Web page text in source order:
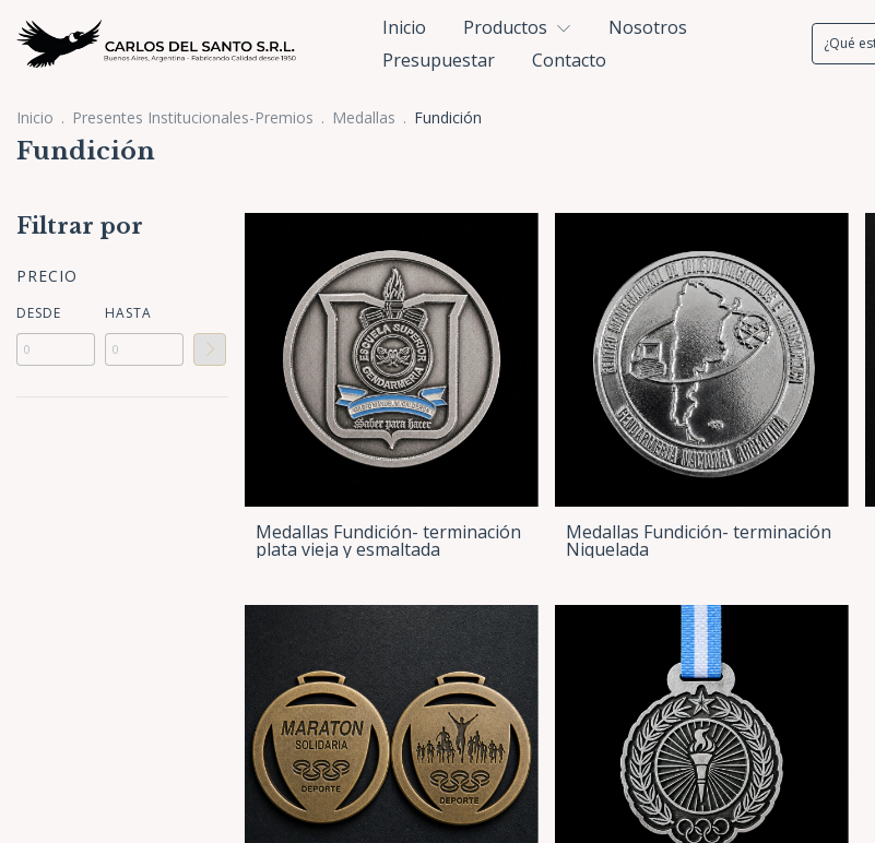
Inicio Productos
Nosotros
Presupuestar
Contacto
Inicio . Presentes Institucionales-Premios . Medallas . Fundición
Fundición
Filtrar por
PRECIO
DESDE HASTA
Medallas Fundición- terminación
plata vieja y esmaltada
Medallas Fundición- terminación
Niquelada